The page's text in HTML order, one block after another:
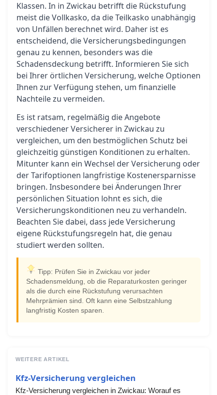
Klassen. In in Zwickau betrifft die Rückstufung
meist die Vollkasko, da die Teilkasko unabhängig
von Unfällen berechnet wird. Daher ist es
entscheidend, die Versicherungsbedingungen
genau zu kennen, besonders was die
Schadensdeckung betrifft. Informieren Sie sich
bei Ihrer örtlichen Versicherung, welche Optionen
Ihnen zur Verfügung stehen, um finanzielle
Nachteile zu vermeiden.
Es ist ratsam, regelmäßig die Angebote
verschiedener Versicherer in Zwickau zu
vergleichen, um den bestmöglichen Schutz bei
gleichzeitig günstigen Konditionen zu erhalten.
Mitunter kann ein Wechsel der Versicherung oder
der Tarifoptionen langfristige Kostenersparnisse
bringen. Insbesondere bei Änderungen Ihrer
persönlichen Situation lohnt es sich, die
Versicherungskonditionen neu zu verhandeln.
Beachten Sie dabei, dass jede Versicherung
eigene Rückstufungsregeln hat, die genau
studiert werden sollten.
Tipp: Prüfen Sie in Zwickau vor jeder
Schadensmeldung, ob die Reparaturkosten geringer
als die durch eine Rückstufung verursachten
Mehrprämien sind. Oft kann eine Selbstzahlung
langfristig Kosten sparen.
WEITERE ARTIKEL
Kfz-Versicherung vergleichen
Kfz-Versicherung vergleichen in Zwickau: Worauf es